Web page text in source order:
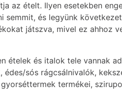
az ételt. Ilyen esetekben
és legyünk
játszva, mivel ez ahhoz
ételek és italok tele vannak
sós rágcsálnivalók,
termékei,